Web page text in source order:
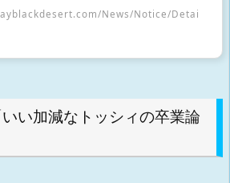
News/Notice/Detai
い加減なトッシィの卒業論